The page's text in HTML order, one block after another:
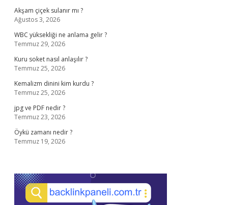
Akşam çiçek sulanır mı ?
Ağustos 3, 2026
WBC yüksekliği ne anlama gelir ?
Temmuz 29, 2026
Kuru soket nasıl anlaşılır ?
Temmuz 25, 2026
Kemalizm dinini kim kurdu ?
Temmuz 25, 2026
jpg ve PDF nedir ?
Temmuz 23, 2026
Öykü zamanı nedir ?
Temmuz 19, 2026